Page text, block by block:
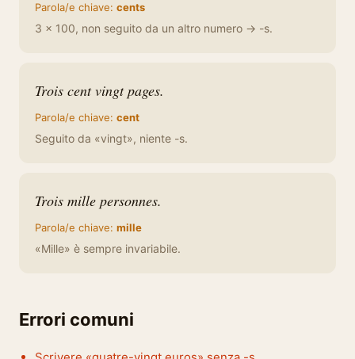
Parola/e chiave: cents
3 × 100, non seguito da un altro numero → -s.
Trois cent vingt pages.
Parola/e chiave: cent
Seguito da «vingt», niente -s.
Trois mille personnes.
Parola/e chiave: mille
«Mille» è sempre invariabile.
Errori comuni